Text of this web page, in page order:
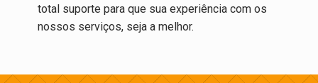
total suporte para que sua experiência com os
nossos serviços, seja a melhor.